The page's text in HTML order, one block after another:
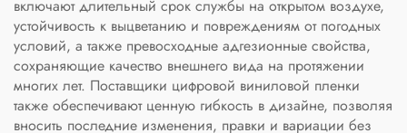
включают длительный срок службы на открытом воздухе,
устойчивость к выцветанию и повреждениям от погодных
условий, а также превосходные адгезионные свойства,
сохраняющие качество внешнего вида на протяжении
многих лет. Поставщики цифровой виниловой пленки
также обеспечивают ценную гибкость в дизайне, позволяя
вносить последние изменения, правки и вариации без